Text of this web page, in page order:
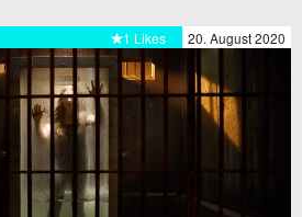
20. August 2020
1 Likes